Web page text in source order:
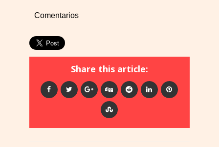
Comentarios
Share this article: